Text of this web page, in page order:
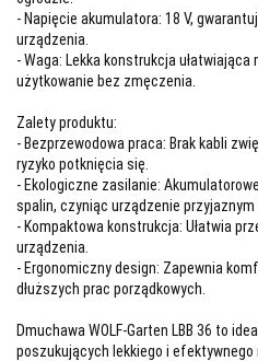
- Napięcie akumulatora: 18 V,
urządzenia.
- Waga: Lekka konstrukcja ułatwiająca
użytkowanie bez zmęczenia.
Zalety produktu:
- Bezprzewodowa praca: Brak kabli
ryzyko potknięcia się.
- Ekologiczne zasilanie:
spalin, czyniąc urządzenie przyjaznym
- Kompaktowa konstrukcja: Ułatwia
urządzenia.
- Ergonomiczny design: Zapewnia
dłuższych prac porządkowych.
Dmuchawa WOLF-Garten LBB 36 to
poszukujących lekkiego i